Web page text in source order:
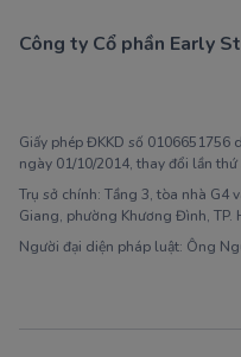
Công ty Cổ phần Early
Giấy phép ĐKKD số 0106651756
ngày 01/10/2014, thay đổi lần
Trụ sở chính: Tầng 3, tòa nhà G4
Giang, phường Khương Đình, TP.
Người đại diện pháp luật: Ông